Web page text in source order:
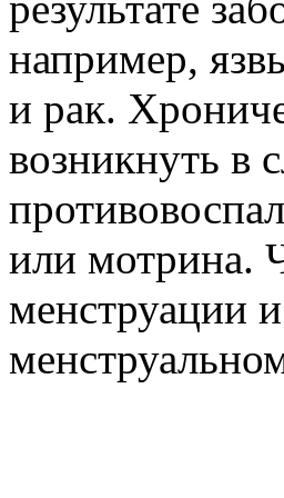
например,
и рак.
возникнуть в
или мотрина.
менструации